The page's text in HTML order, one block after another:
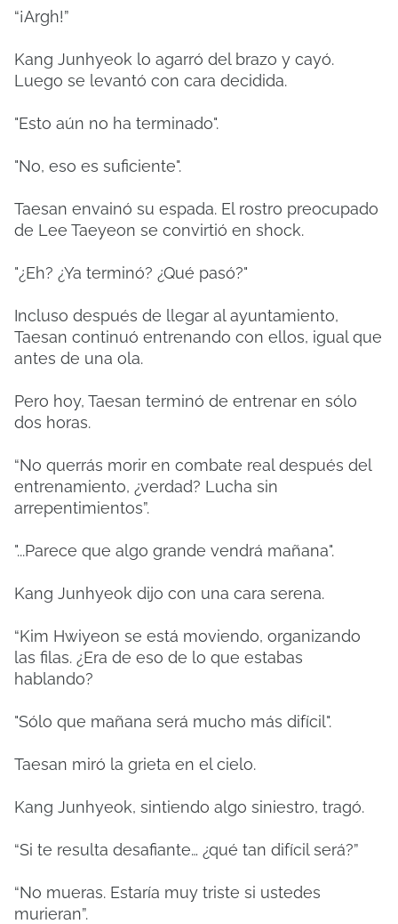
“¡Argh!”
Kang Junhyeok lo agarró del brazo y cayó.
Luego se levantó con cara decidida.
"Esto aún no ha terminado".
"No, eso es suficiente".
Taesan envainó su espada. El rostro preocupado
de Lee Taeyeon se convirtió en shock.
"¿Eh? ¿Ya terminó? ¿Qué pasó?"
Incluso después de llegar al ayuntamiento,
Taesan continuó entrenando con ellos, igual que
antes de una ola.
Pero hoy, Taesan terminó de entrenar en sólo
dos horas.
“No querrás morir en combate real después del
entrenamiento, ¿verdad? Lucha sin
arrepentimientos”.
"...Parece que algo grande vendrá mañana".
Kang Junhyeok dijo con una cara serena.
“Kim Hwiyeon se está moviendo, organizando
las filas. ¿Era de eso de lo que estabas
hablando?
"Sólo que mañana será mucho más difícil".
Taesan miró la grieta en el cielo.
Kang Junhyeok, sintiendo algo siniestro, tragó.
“Si te resulta desafiante… ¿qué tan difícil será?”
“No mueras. Estaría muy triste si ustedes
murieran”.